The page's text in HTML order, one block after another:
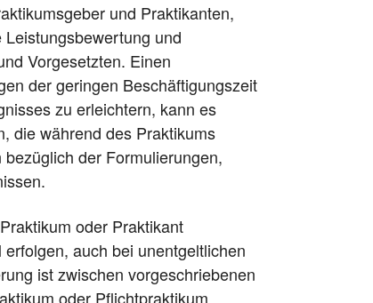
und Praktikanten,
und
Vorgesetzten. Einen
der geringen Beschäftigungszeit
zu erleichtern, kann es
die während des Praktikums
der Formulierungen,
oder Praktikant
auch bei unentgeltlichen
ist zwischen vorgeschriebenen
oder Pflichtpraktikum